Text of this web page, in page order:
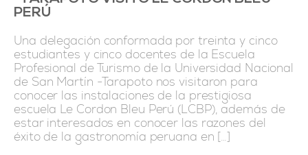
PERÚ
Una delegación conformada por treinta y cinco
estudiantes y cinco docentes de la Escuela
Profesional de Turismo de la Universidad Nacional
de San Martín -Tarapoto nos visitaron para
conocer las instalaciones de la prestigiosa
escuela Le Cordon Bleu Perú (LCBP), además de
estar interesados en conocer las razones del
éxito de la gastronomía peruana en […]